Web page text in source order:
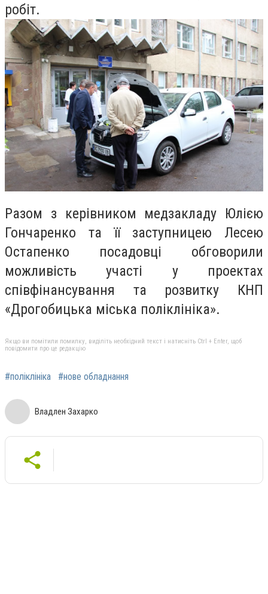
робіт.
Разом з керівником медзакладу Юлією
Гончаренко та її заступницею Лесею
Остапенко посадовці обговорили
можливість участі у проектах
співфінансування та розвитку КНП
«Дрогобицька міська поліклініка».
Якщо ви помітили помилку, виділіть необхідний текст і натисніть Ctrl + Enter, щоб
повідомити про це редакцію
#поліклініка #нове обладнання
Владлен Захарко